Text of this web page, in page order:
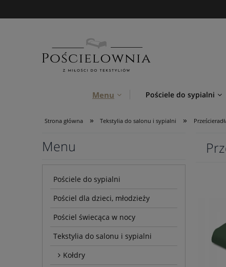
Menu Pościele do sypialni
Strona główna » Tekstylia do salonu i sypialni »
Menu
Pościele do sypialni
Pościel dla dzieci, młodzieży
Pościel świecąca w nocy
Tekstylia do salonu i sypialni
Kołdry